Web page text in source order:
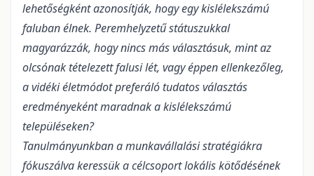
lehetőségként azonosítják, hogy egy kislélekszámú
faluban élnek. Peremhelyzetű státuszukkal
magyarázzák, hogy nincs más választásuk, mint az
olcsónak tételezett falusi lét, vagy éppen ellenkezőleg,
a vidéki életmódot preferáló tudatos választás
eredményeként maradnak a kislélekszámú
településeken?
Tanulmányunkban a munkavállalási stratégiákra
fókuszálva keressük a célcsoport lokális kötődésének